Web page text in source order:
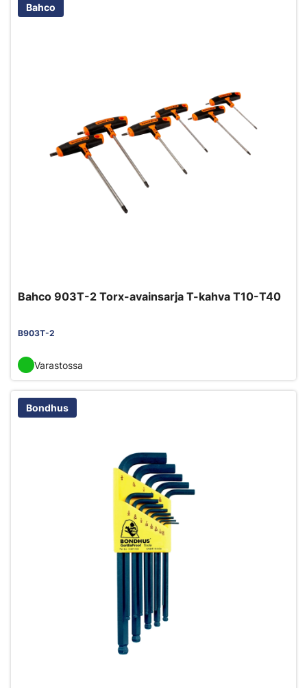
Bahco
Bahco 903T-2 Torx-avainsarja T-kahva T10-T40
B903T-2
Varastossa
Bondhus